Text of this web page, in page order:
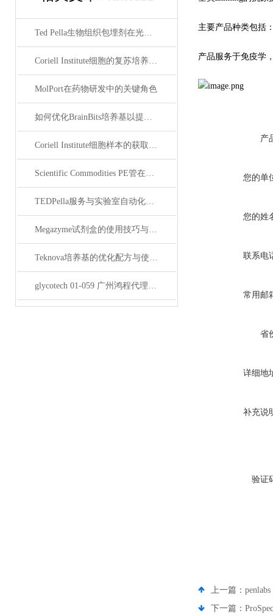
Ted Pella生物组织包埋剂在光镜与电镜联用技术中的应用
Coriell Institute细胞的复苏培养与质量控制规范
MolPort在药物研发中的关键角色
如何优化BrainBits培养基以提高实验效果？
Coriell Institute细胞样本的获取与应用指南
Scientific Commodities PE管在环保实验中的作用
TEDPella服务与实验室自动化设备的整合
Megazyme试剂盒的使用技巧与实验优化方法
Teknova培养基的优化配方与使用技巧
glycotech 01-059 广州鸿程代理：开启糖生物学研究新征程
主要产品种类包括
产品服务于免疫学
产
您的单
您的姓
联系电
常用邮
省
详细地
补充说
验证
上一篇：
下一篇：